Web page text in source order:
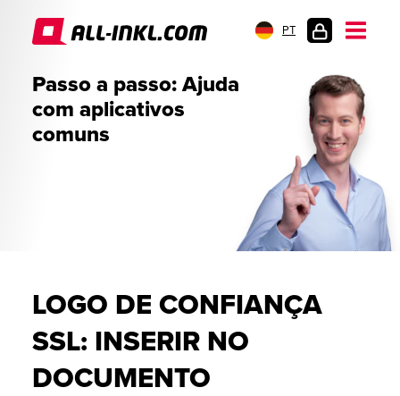
PT
DO
CLIENTE
Passo a passo: Ajuda
com aplicativos
comuns
LOGO DE CONFIANÇA
SSL: INSERIR NO
DOCUMENTO